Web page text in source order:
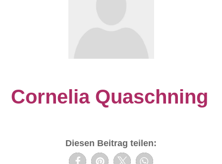
Cornelia Quaschning
Diesen Beitrag teilen: